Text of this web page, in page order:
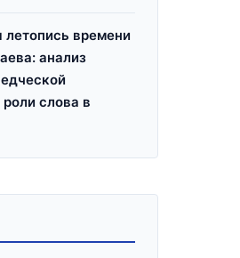
летопись времени
анализ
слова в